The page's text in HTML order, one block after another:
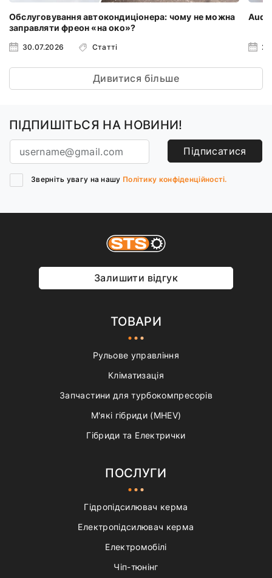
Обслуговування автокондиціонера: чому не можна
заправляти фреон «на око»?
30.07.2026 Статті
Audi
Дивитися більше
ПІДПИШІТЬСЯ НА НОВИНИ!
Підписатися
Зверніть увагу на нашу Політику конфіденційності.
Залишити відгук
ТОВАРИ
Рульове управління
Кліматизація
Запчастини для турбокомпресорів
М'які гібриди (MHEV)
Гібриди та Електрички
ПОСЛУГИ
Гідропідсилювач керма
Електропідсилювач керма
Електромобілі
Чіп-тюнінг